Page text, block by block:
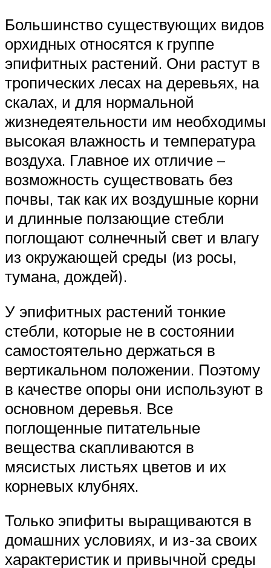
Большинство существующих видов
орхидных относятся к группе
эпифитных растений. Они растут в
тропических лесах на деревьях, на
скалах, и для нормальной
жизнедеятельности им необходимы
высокая влажность и температура
воздуха. Главное их отличие –
возможность существовать без
почвы, так как их воздушные корни
и длинные ползающие стебли
поглощают солнечный свет и влагу
из окружающей среды (из росы,
тумана, дождей).
У эпифитных растений тонкие
стебли, которые не в состоянии
самостоятельно держаться в
вертикальном положении. Поэтому
в качестве опоры они используют в
основном деревья. Все
поглощенные питательные
вещества скапливаются в
мясистых листьях цветов и их
корневых клубнях.
Только эпифиты выращиваются в
домашних условиях, и из-за своих
характеристик и привычной среды